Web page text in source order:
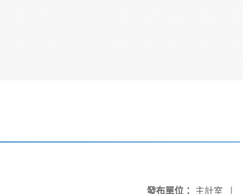
發布單位： 主計室 |